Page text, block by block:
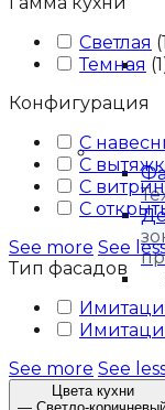
Светлая (
Темная (1
Конфигурация
С
С
С
С
See more See
Тип фасадов
See more See
Цвета кухни